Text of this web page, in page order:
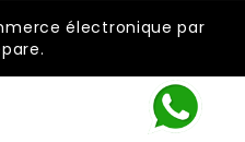
électronique par